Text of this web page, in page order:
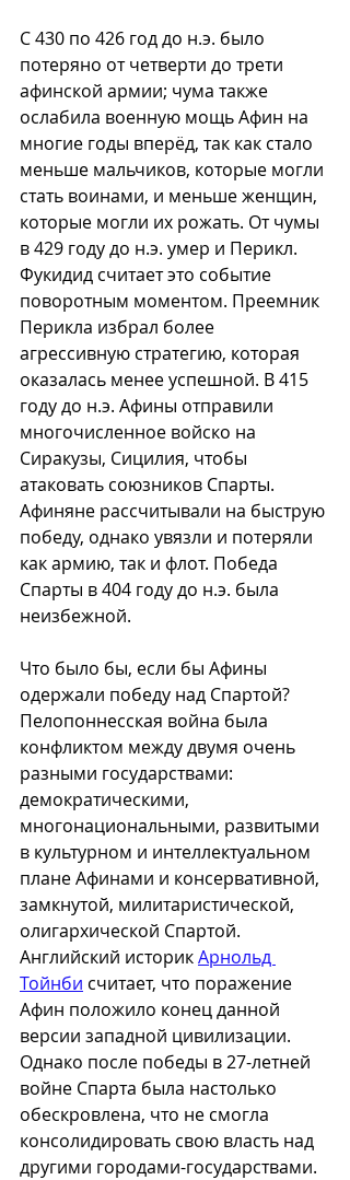
С 430 по 426 год до н.э. было
потеряно от четверти до трети
афинской армии; чума также
ослабила военную мощь Афин на
многие годы вперёд, так как стало
меньше мальчиков, которые могли
стать воинами, и меньше женщин,
которые могли их рожать. От чумы
в 429 году до н.э. умер и Перикл.
Фукидид считает это событие
поворотным моментом. Преемник
Перикла избрал более
агрессивную стратегию, которая
оказалась менее успешной. В 415
году до н.э. Афины отправили
многочисленное войско на
Сиракузы, Сицилия, чтобы
атаковать союзников Спарты.
Афиняне рассчитывали на быструю
победу, однако увязли и потеряли
как армию, так и флот. Победа
Спарты в 404 году до н.э. была
неизбежной.
Что было бы, если бы Афины
одержали победу над Спартой?
Пелопоннесская война была
конфликтом между двумя очень
разными государствами:
демократическими,
многонациональными, развитыми
в культурном и интеллектуальном
плане Афинами и консервативной,
замкнутой, милитаристической,
олигархической Спартой.
Английский историк Арнольд
Тойнби считает, что поражение
Афин положило конец данной
версии западной цивилизации.
Однако после победы в 27-летней
войне Спарта была настолько
обескровлена, что не смогла
консолидировать свою власть над
другими городами-государствами.